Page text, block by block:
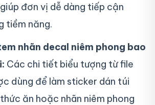
đơn vị dễ dàng tiếp cận
tiềm năng.
nhãn decal niêm phong bao
Các chi tiết biểu tượng từ file
dùng để làm sticker dán túi
ăn hoặc nhãn niêm phong